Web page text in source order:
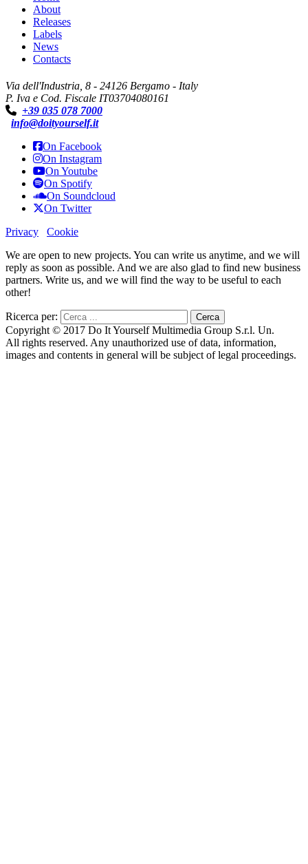
About
Releases
Labels
News
Contacts
Via dell'Industria, 8 - 24126 Bergamo - Italy
P. Iva e Cod. Fiscale IT03704080161
+39 035 078 7000
info@doityourself.it
On Facebook
On Instagram
On Youtube
On Spotify
On Soundcloud
On Twitter
Privacy
Cookie
We are open to new projects. You can write us anytime, and we will
reply as soon as possible. And we are also glad to find new business
partners. Write us, and we will find the way to be useful to each
other!
Ricerca per:
Copyright © 2017 Do It Yourself Multimedia Group S.r.l. Un.
All rights reserved. Any unauthorized use of data, information,
images and contents in general will be subject of legal proceedings.